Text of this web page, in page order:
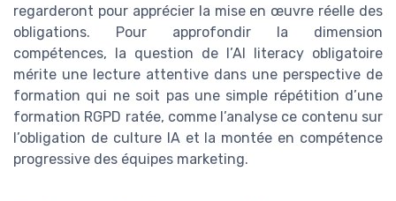
regarderont pour apprécier la mise en œuvre réelle des
obligations. Pour approfondir la dimension
compétences, la question de l’AI literacy obligatoire
mérite une lecture attentive dans une perspective de
formation qui ne soit pas une simple répétition d’une
formation RGPD ratée, comme l’analyse ce contenu sur
l’obligation de culture IA et la montée en compétence
progressive des équipes marketing.